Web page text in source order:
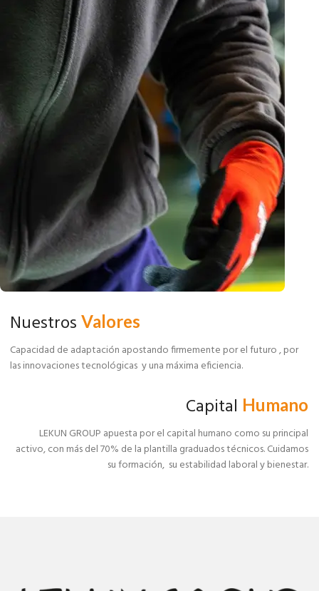
Nuestros Valores
Capacidad de adaptación apostando firmemente por el futuro , por
las innovaciones tecnológicas y una máxima eficiencia.
Capital Humano
LEKUN GROUP apuesta por el capital humano como su principal
activo, con más del 70% de la plantilla graduados técnicos. Cuidamos
su formación, su estabilidad laboral y bienestar.